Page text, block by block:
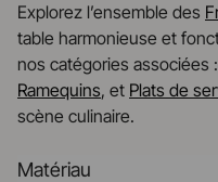
Explorez l’ensemble des
table harmonieuse et
nos catégories associées :
Ramequins, et Plats de
scène culinaire.
Matériau